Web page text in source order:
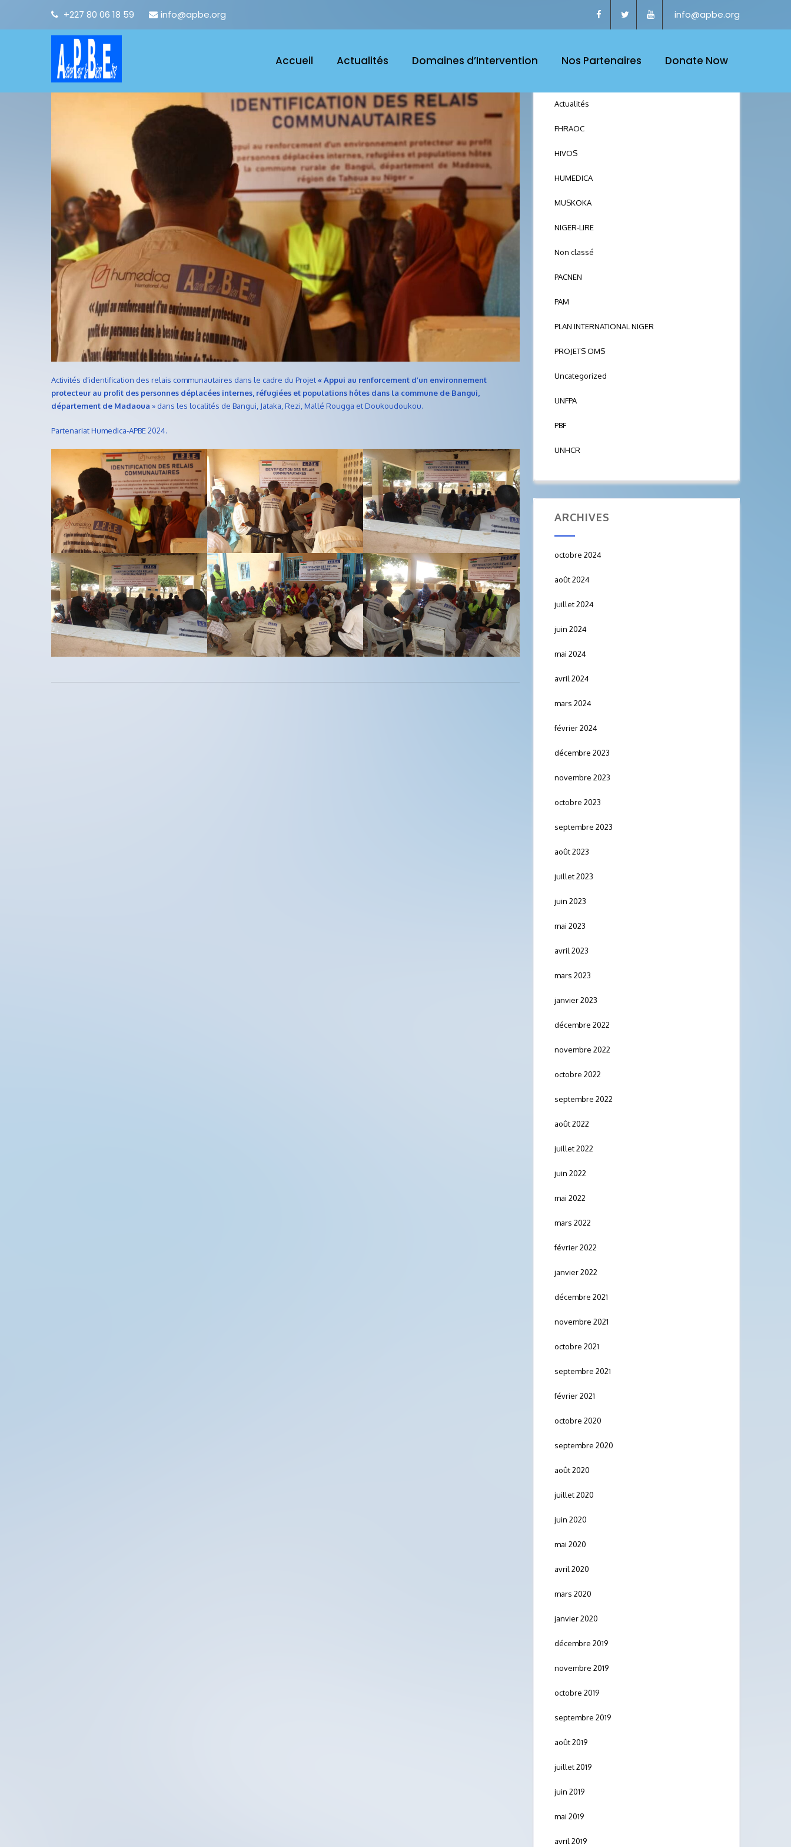
+227 80 06 18 59 info@apbe.org info@apbe.org
Accueil Actualités Domaines d’Intervention Nos Partenaires Donate Now
Activités d’identification des relais communautaires dans le cadre du Projet« Appui au renforcement d’un environnement
protecteur au profit des personnes déplacées internes, réfugiées et populations hôtes dans la commune de Bangui,
département de Madaoua » dans les localités de Bangui, Jataka, Rezi, Mallé Rougga et Doukoudoukou.
Partenariat Humedica-APBE 2024.
CATEGORY
Actualités
FHRAOC
HIVOS
HUMEDICA
MUSKOKA
NIGER-LIRE
Non classé
PACNEN
PAM
PLAN INTERNATIONAL NIGER
PROJETS OMS
Uncategorized
UNFPA
PBF
UNHCR
ARCHIVES
octobre 2024
août 2024
juillet 2024
juin 2024
mai 2024
avril 2024
mars 2024
février 2024
décembre 2023
novembre 2023
octobre 2023
septembre 2023
août 2023
juillet 2023
juin 2023
mai 2023
avril 2023
mars 2023
janvier 2023
décembre 2022
novembre 2022
octobre 2022
septembre 2022
août 2022
juillet 2022
juin 2022
mai 2022
mars 2022
février 2022
janvier 2022
décembre 2021
novembre 2021
octobre 2021
septembre 2021
février 2021
octobre 2020
septembre 2020
août 2020
juillet 2020
juin 2020
mai 2020
avril 2020
mars 2020
janvier 2020
décembre 2019
novembre 2019
octobre 2019
septembre 2019
août 2019
juillet 2019
juin 2019
mai 2019
avril 2019